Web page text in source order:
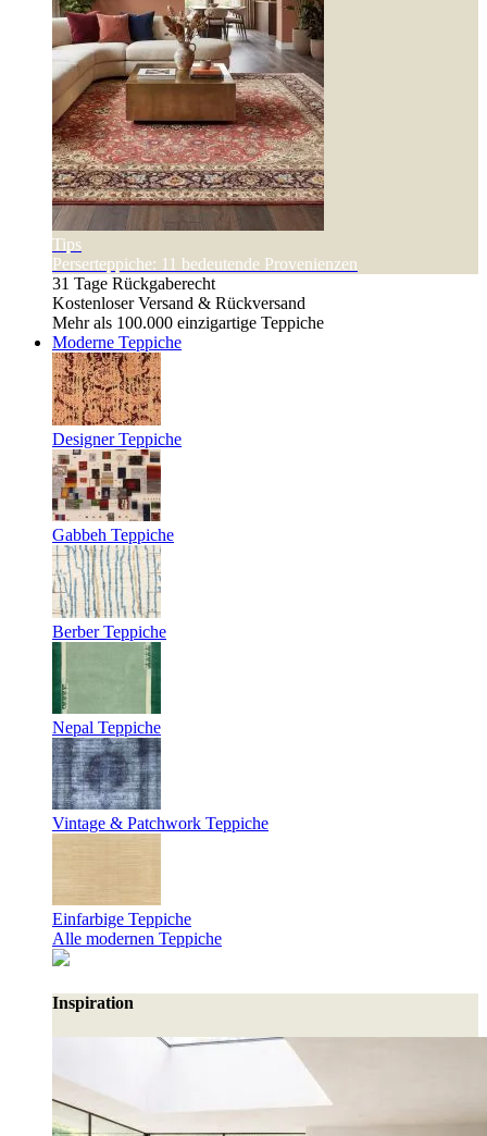
Tips
Perserteppiche: 11 bedeutende Provenienzen
31 Tage Rückgaberecht
Kostenloser Versand & Rückversand
Mehr als 100.000 einzigartige Teppiche
Moderne Teppiche
Designer Teppiche
Gabbeh Teppiche
Berber Teppiche
Nepal Teppiche
Vintage & Patchwork Teppiche
Einfarbige Teppiche
Alle modernen Teppiche
Inspiration